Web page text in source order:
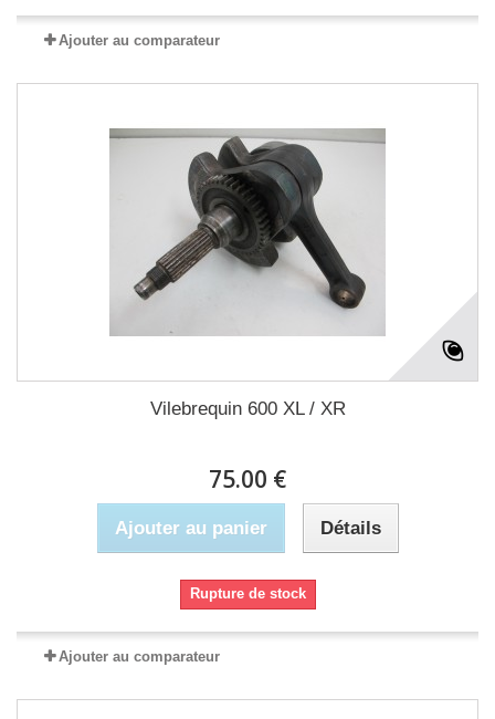
Ajouter au comparateur
Vilebrequin 600 XL / XR
75.00 €
Ajouter au panier Détails
Rupture de stock
Ajouter au comparateur